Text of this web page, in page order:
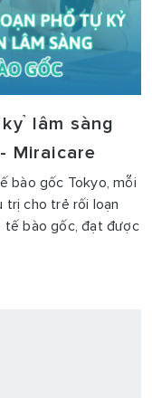
lâm sàng
Miraicare
bào gốc Tokyo, mỗi
trị cho trẻ rối loạn
tế bào gốc, đạt được